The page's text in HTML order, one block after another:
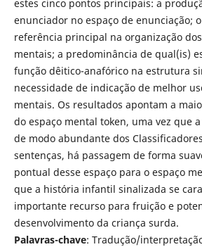
estes cinco pontos principais: a
enunciador no espaço de enunciação;
referência principal na organização
mentais; a predominância de qual(is)
função dêitico-anafórico na estrutura
necessidade de indicação de melhor
mentais. Os resultados apontam a
do espaço mental token, uma vez que
de modo abundante dos
sentenças, há passagem de forma
pontual desse espaço para o espaço
que a história infantil sinalizada se
importante recurso para fruição e
desenvolvimento da criança surda.
Palavras-chave: Tradução/